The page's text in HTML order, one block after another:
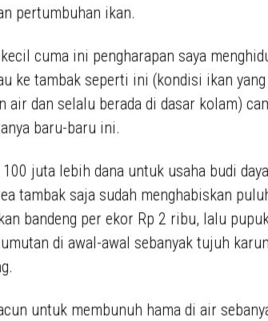
pertumbuhan ikan.
cuma ini pengharapan saya
ke tambak seperti ini (kondisi ikan yang
air dan selalu berada di dasar kolam)
baru-baru ini.
juta lebih dana untuk usaha budi
tambak saja sudah menghabiskan
bandeng per ekor Rp 2 ribu, lalu
di awal-awal sebanyak tujuh
untuk membunuh hama di air